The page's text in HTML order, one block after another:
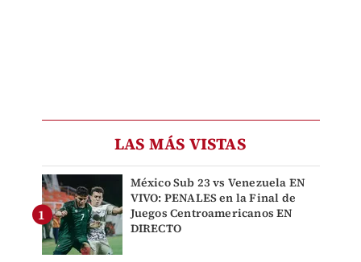
LAS MÁS VISTAS
México Sub 23 vs Venezuela EN
VIVO: PENALES en la Final de
Juegos Centroamericanos EN
DIRECTO